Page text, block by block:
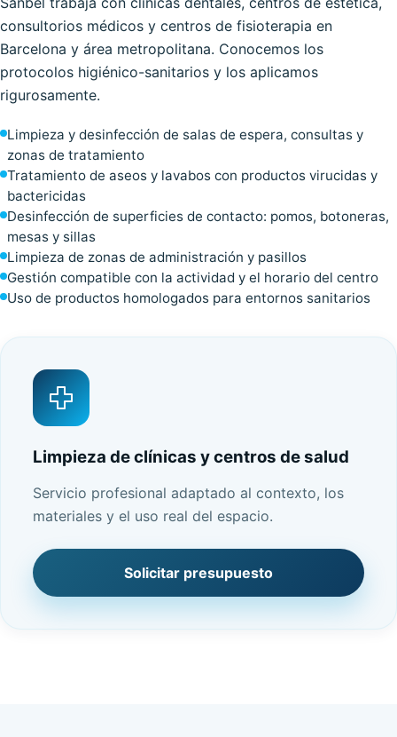
consultorios médicos y centros de fisioterapia en
Barcelona y área metropolitana. Conocemos los
protocolos higiénico-sanitarios y los aplicamos
rigurosamente.
Limpieza y desinfección de salas de espera, consultas y
zonas de tratamiento
Tratamiento de aseos y lavabos con productos virucidas y
bactericidas
Desinfección de superficies de contacto: pomos, botoneras,
mesas y sillas
Limpieza de zonas de administración y pasillos
Gestión compatible con la actividad y el horario del centro
Uso de productos homologados para entornos sanitarios
Limpieza de clínicas y centros de salud
Servicio profesional adaptado al contexto, los
materiales y el uso real del espacio.
Solicitar presupuesto